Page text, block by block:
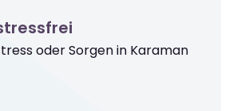
oder Sorgen in Karaman